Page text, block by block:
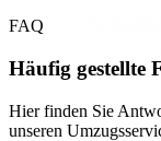
FAQ
Häufig gestellte
Hier finden Sie
unseren